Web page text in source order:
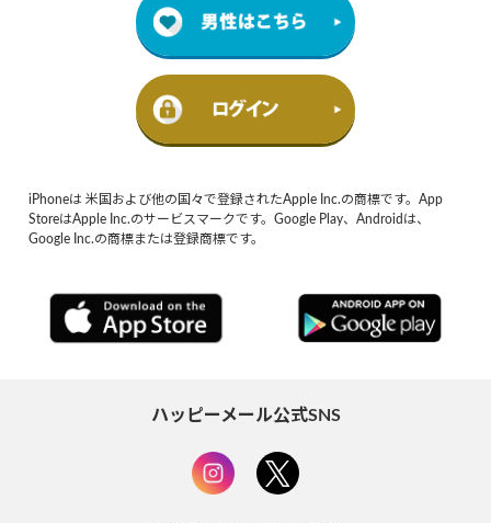
iPhoneは 米国および他の国々で登録されたApple Inc.の商標です。App
StoreはApple Inc.のサービスマークです。Google Play、Androidは、
Google Inc.の商標または登録商標です。
ハッピーメール公式SNS